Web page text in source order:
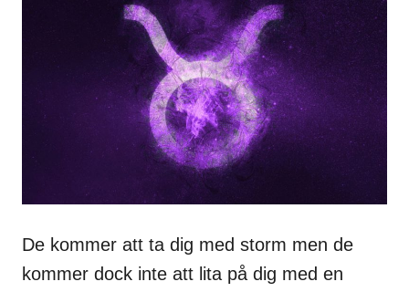
De kommer att ta dig med storm men de
kommer dock inte att lita på dig med en